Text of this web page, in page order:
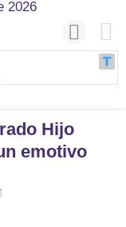
2026
Hijo
emotivo